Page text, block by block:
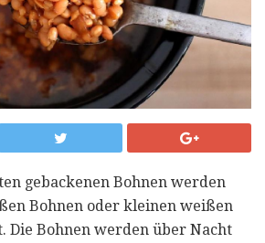
gebackenen Bohnen werden
Bohnen oder kleinen weißen
Die Bohnen werden über Nacht